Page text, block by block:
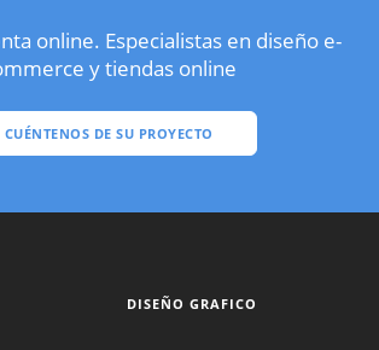
online. Especialistas en diseño e-
y tiendas online
CUÉNTENOS DE SU PROYECTO
DISEÑO GRAFICO